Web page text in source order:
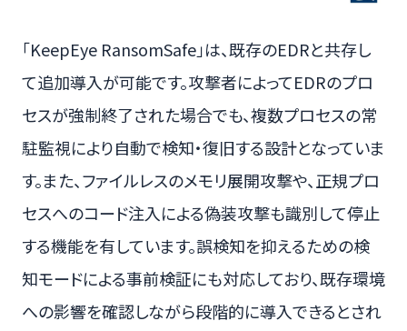
「KeepEye RansomSafe」は、既存のEDRと共存し
て追加導入が可能です。攻撃者によってEDRのプロ
セスが強制終了された場合でも、複数プロセスの常
駐監視により自動で検知・復旧する設計となっていま
す。また、ファイルレスのメモリ展開攻撃や、正規プロ
セスへのコード注入による偽装攻撃も識別して停止
する機能を有しています。誤検知を抑えるための検
知モードによる事前検証にも対応しており、既存環境
への影響を確認しながら段階的に導入できるとされ